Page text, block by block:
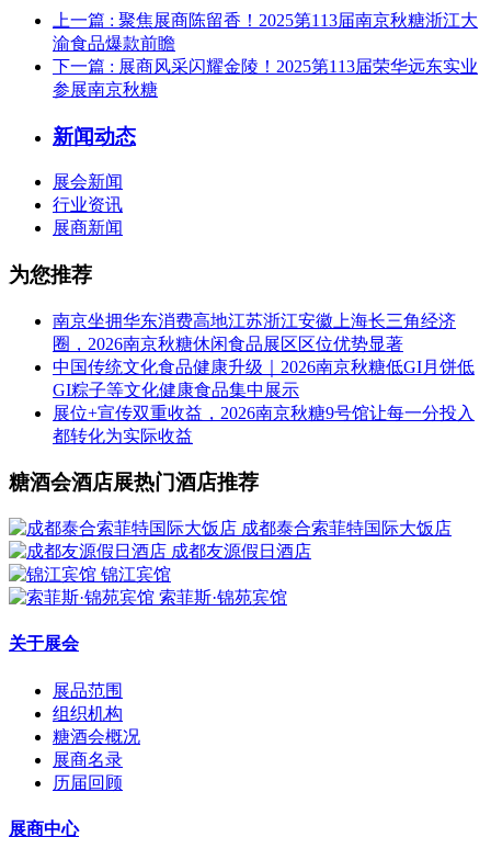
上一篇 : 聚焦展商陈留香！2025第113届南京秋糖浙江大
渝食品爆款前瞻
下一篇 : 展商风采闪耀金陵！2025第113届荣华远东实业
参展南京秋糖
新闻动态
展会新闻
行业资讯
展商新闻
为您推荐
南京坐拥华东消费高地江苏浙江安徽上海长三角经济
圈，2026南京秋糖休闲食品展区区位优势显著
中国传统文化食品健康升级｜2026南京秋糖低GI月饼低
GI粽子等文化健康食品集中展示
展位+宣传双重收益，2026南京秋糖9号馆让每一分投入
都转化为实际收益
糖酒会酒店展热门酒店推荐
成都泰合索菲特国际大饭店
成都友源假日酒店
锦江宾馆
索菲斯·锦苑宾馆
关于展会
展品范围
组织机构
糖酒会概况
展商名录
历届回顾
展商中心